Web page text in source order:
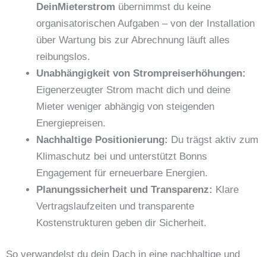
DeinMieterstrom übernimmst du keine
organisatorischen Aufgaben – von der Installation
über Wartung bis zur Abrechnung läuft alles
reibungslos.
Unabhängigkeit von Strompreiserhöhungen:
Eigenerzeugter Strom macht dich und deine
Mieter weniger abhängig von steigenden
Energiepreisen.
Nachhaltige Positionierung: Du trägst aktiv zum
Klimaschutz bei und unterstützt Bonns
Engagement für erneuerbare Energien.
Planungssicherheit und Transparenz: Klare
Vertragslaufzeiten und transparente
Kostenstrukturen geben dir Sicherheit.
So verwandelst du dein Dach in eine nachhaltige und